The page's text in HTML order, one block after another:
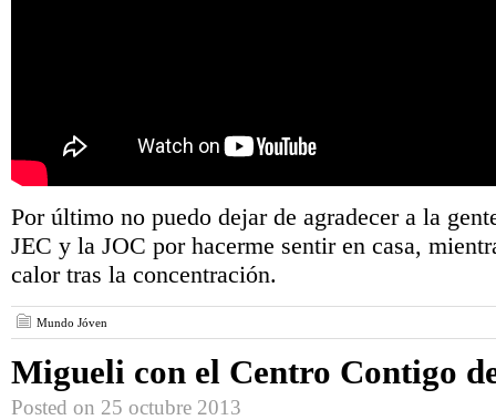
Por último no puedo dejar de agradecer a la
JEC y la JOC por hacerme sentir en casa,
calor tras la concentración.
Mundo Jóven
Migueli con el Centro Contigo
Posted on 25 octubre 2013